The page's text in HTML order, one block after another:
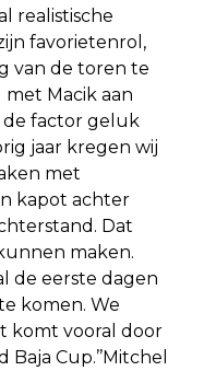
realistische
favorietenrol,
van de toren te
Macik aan
de factor geluk
jaar kregen wij
met
kapot achter
Dat
maken.
de eerste dagen
komen. We
komt vooral door
Cup.’’Mitchel